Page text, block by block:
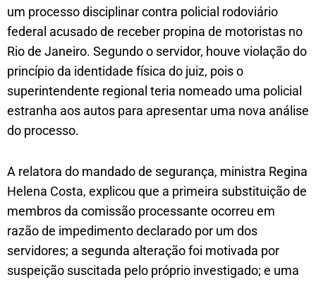
um processo disciplinar contra policial rodoviário
federal acusado de receber propina de motoristas no
Rio de Janeiro. Segundo o servidor, houve violação do
princípio da identidade física do juiz, pois o
superintendente regional teria nomeado uma policial
estranha aos autos para apresentar uma nova análise
do processo.
A relatora do mandado de segurança, ministra Regina
Helena Costa, explicou que a primeira substituição de
membros da comissão processante ocorreu em
razão de impedimento declarado por um dos
servidores; a segunda alteração foi motivada por
suspeição suscitada pelo próprio investigado; e uma